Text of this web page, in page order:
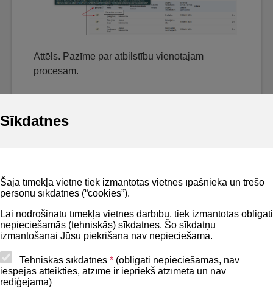
Sīkdatnes
Šajā tīmekļa vietnē tiek izmantotas vietnes īpašnieka un trešo
personu sīkdatnes (“cookies”).
Lai nodrošinātu tīmekļa vietnes darbību, tiek izmantotas obligāti
nepieciešamās (tehniskās) sīkdatnes. Šo sīkdatņu
izmantošanai Jūsu piekrišana nav nepieciešama.
Tehniskās sīkdatnes * (obligāti nepieciešamās, nav
iespējas atteikties, atzīme ir iepriekš atzīmēta un nav
rediģējama)
Attēls. Pazīme par atbilstību vienotajam
procesam.
Privātuma politika
Lapas karte
Piekļūstamības paziņojums